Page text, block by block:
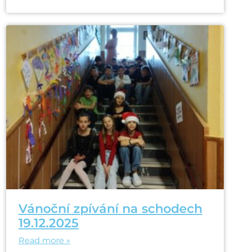
Vánoční zpívání na schodech
19.12.2025
Read more »